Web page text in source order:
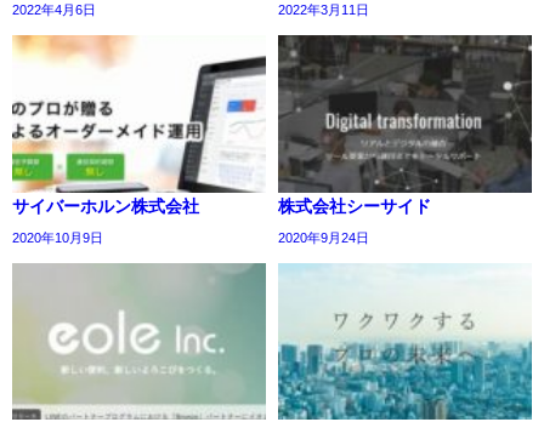
2022年4月6日 2022年3月11日
サイバーホルン株式会社
2020年10月9日
株式会社シーサイド
2020年9月24日